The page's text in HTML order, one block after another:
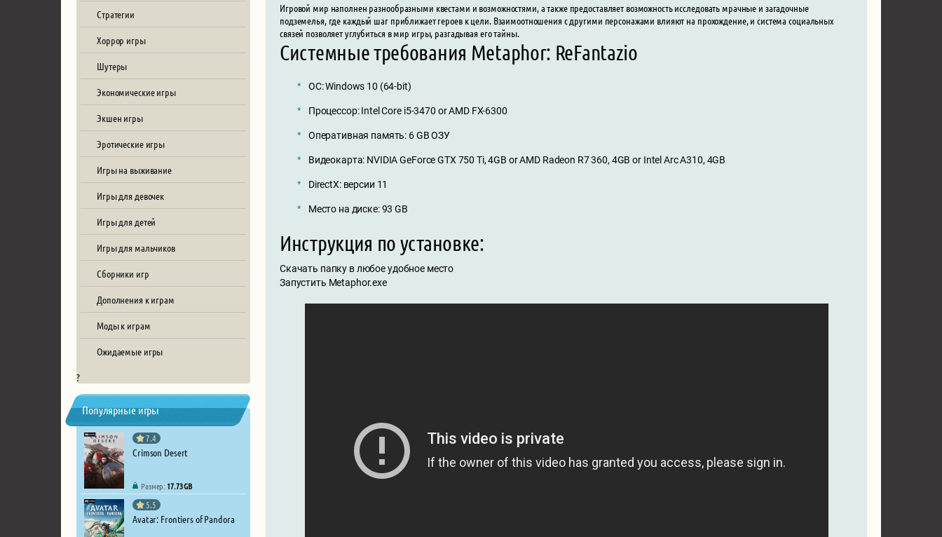
Стратегии
Хоррор игры
Шутеры
Экономические игры
Экшен игры
Эротические игры
Игры на выживание
Игры для девочек
Игры для детей
Игры для мальчиков
Сборники игр
Дополнения к играм
Моды к играм
Ожидаемые игры
?
Популярные игры
7.4
Crimson Desert
Размер: 17.73 GB
5.5
Avatar: Frontiers of Pandora
Игровой мир наполнен разнообразными квестами и возможностями, а также предоставляет возможность исследовать мрачные и загадочные
подземелья, где каждый шаг приближает героев к цели. Взаимоотношения с другими персонажами влияют на прохождение, и система социальных
связей позволяет углубиться в мир игры, разгадывая его тайны.
Системные требования Metaphor: ReFantazio
ОС: Windows 10 (64-bit)
Процессор: Intel Core i5-3470 or AMD FX-6300
Оперативная память: 6 GB ОЗУ
Видеокарта: NVIDIA GeForce GTX 750 Ti, 4GB or AMD Radeon R7 360, 4GB or Intel Arc A310, 4GB
DirectX: версии 11
Место на диске: 93 GB
Инструкция по установке:
Скачать папку в любое удобное место
Запустить Metaphor.exe